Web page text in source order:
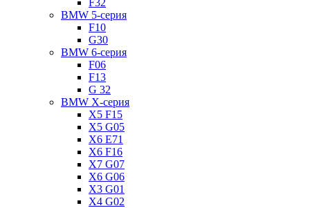
F32
BMW 5-серия
F10
G30
BMW 6-серия
F06
F13
G 32
BMW X-серия
X5 F15
X5 G05
X6 E71
X6 F16
X7 G07
X6 G06
X3 G01
X4 G02